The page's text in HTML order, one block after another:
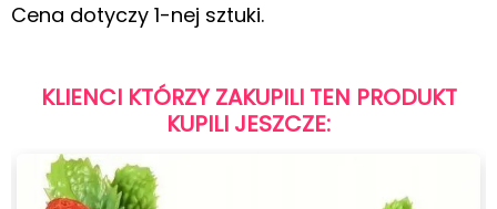
Cena dotyczy 1-nej sztuki.
KLIENCI KTÓRZY ZAKUPILI TEN PRODUKT
KUPILI JESZCZE: